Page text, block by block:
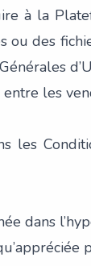
à la
ou des
entre les
les
dans